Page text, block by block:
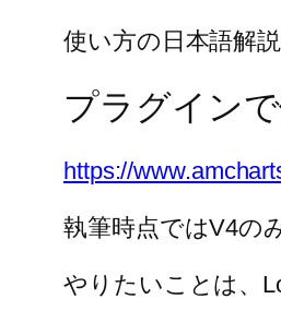
使い方の日本語解
プラグイン
https://
執筆時点ではV4の
やりたいことは、